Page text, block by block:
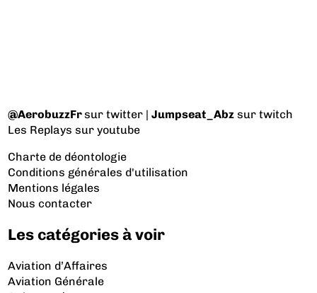
@AerobuzzFrsur twitter |Jumpseat_Abz sur twitch
Les Replays sur youtube
Charte de déontologie
Conditions générales d'utilisation
Mentions légales
Nous contacter
Les catégories à voir
Aviation d’Affaires
Aviation Générale